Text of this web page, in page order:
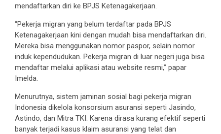
mendaftarkan diri ke BPJS Ketenagakerjaan.
“Pekerja migran yang belum terdaftar pada BPJS
Ketenagakerjaan kini dengan mudah bisa mendaftarkan diri.
Mereka bisa menggunakan nomor paspor, selain nomor
induk kependudukan. Pekerja migran di luar negeri juga bisa
mendaftar melalui aplikasi atau website resmi,” papar
Imelda.
Menurutnya, sistem jaminan sosial bagi pekerja migran
Indonesia dikelola konsorsium asuransi seperti Jasindo,
Astindo, dan Mitra TKI. Karena dirasa kurang efektif seperti
banyak terjadi kasus klaim asuransi yang telat dan